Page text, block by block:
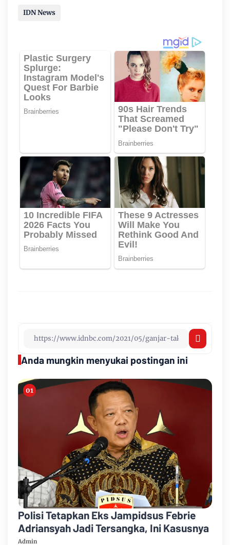
IDN News
Anda mungkin menyukai postingan ini
Polisi Tetapkan Eks Jampidsus Febrie
Adriansyah Jadi Tersangka, Ini Kasusnya
Admin